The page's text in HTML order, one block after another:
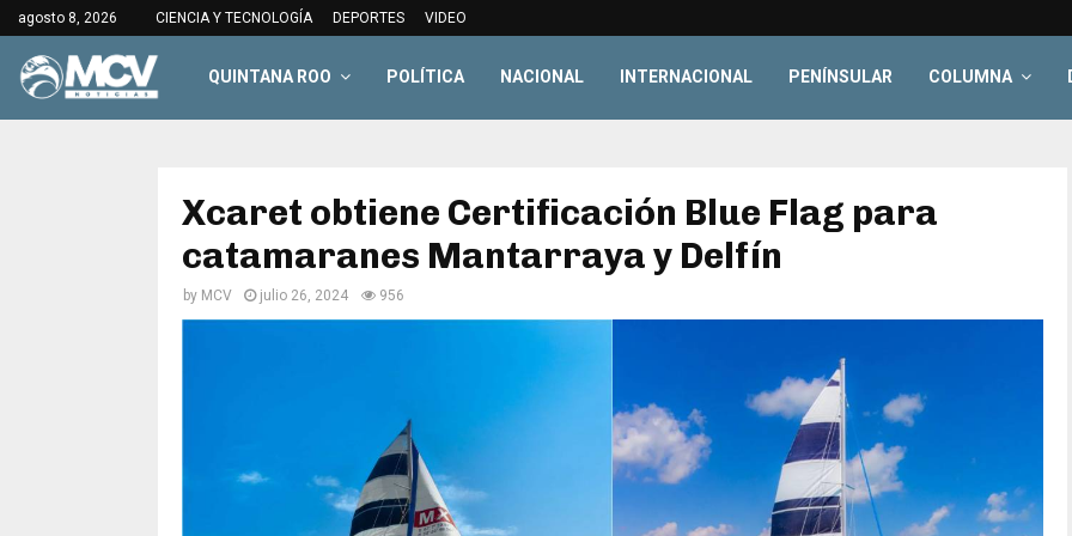
agosto 8, 2026 CIENCIA Y TECNOLOGÍA DEPORTES VIDEO
QUINTANA ROO POLÍTICA NACIONAL INTERNACIONAL PENÍNSULAR COLUMNA
Xcaret obtiene Certificación Blue Flag para
catamaranes Mantarraya y Delfín
by MCV julio 26, 2024 956